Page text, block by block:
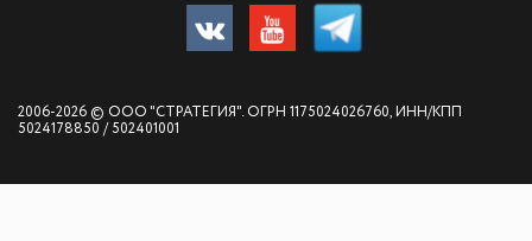
2006-2026 © ООО "СТРАТЕГИЯ". ОГРН 1175024026760, ИНН/КПП
5024178850 / 502401001